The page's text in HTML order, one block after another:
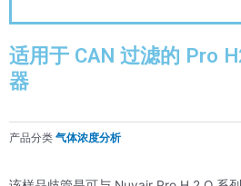
适用于 CAN 过滤的 Pro
器
产品分类 气体浓度分析